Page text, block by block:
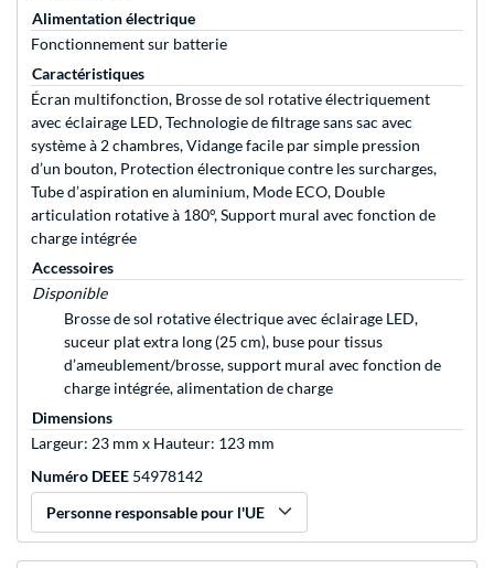
Alimentation électrique
Fonctionnement sur batterie
Caractéristiques
Écran multifonction, Brosse de sol rotative électriquement
avec éclairage LED, Technologie de filtrage sans sac avec
système à 2 chambres, Vidange facile par simple pression
d’un bouton, Protection électronique contre les surcharges,
Tube d’aspiration en aluminium, Mode ECO, Double
articulation rotative à 180°, Support mural avec fonction de
charge intégrée
Accessoires
Disponible
Brosse de sol rotative électrique avec éclairage LED,
suceur plat extra long (25 cm), buse pour tissus
d’ameublement/brosse, support mural avec fonction de
charge intégrée, alimentation de charge
Dimensions
Largeur: 23 mm x Hauteur: 123 mm
Numéro DEEE 54978142
Personne responsable pour l'UE